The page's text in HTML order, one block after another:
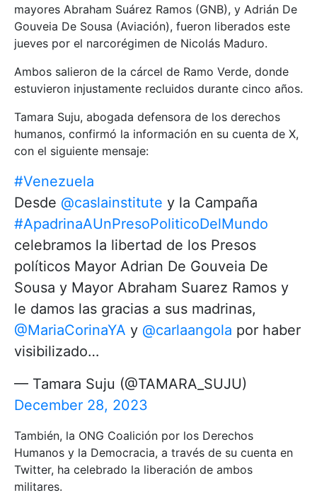
mayores Abraham Suárez Ramos (GNB), y Adrián De
Gouveia De Sousa (Aviación), fueron liberados este
jueves por el narcorégimen de Nicolás Maduro.
Ambos salieron de la cárcel de Ramo Verde, donde
estuvieron injustamente recluidos durante cinco años.
Tamara Suju, abogada defensora de los derechos
humanos, confirmó la información en su cuenta de X,
con el siguiente mensaje:
#Venezuela
Desde @caslainstitute y la Campaña
#ApadrinaAUnPresoPoliticoDelMundo
celebramos la libertad de los Presos
políticos Mayor Adrian De Gouveia De
Sousa y Mayor Abraham Suarez Ramos y
le damos las gracias a sus madrinas,
@MariaCorinaYA y @carlaangola por haber
visibilizado…
— Tamara Suju (@TAMARA_SUJU)
December 28, 2023
También, la ONG Coalición por los Derechos
Humanos y la Democracia, a través de su cuenta en
Twitter, ha celebrado la liberación de ambos
militares.